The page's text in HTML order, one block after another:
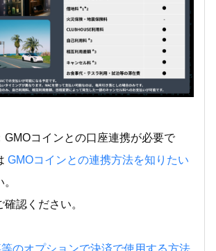
GMOコインとの口座連携が必要で
GMOコインとの連携方法を知りたい
認ください。
のオプションで決済で使用する方法